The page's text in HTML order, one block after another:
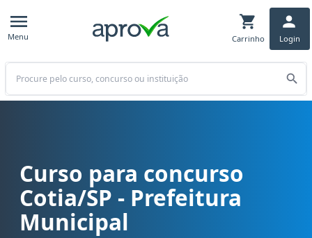
Menu Carrinho Login
Buscar
Curso para concurso Cotia/SP - Prefeitura Municipal cargo
Curso para concurso
Cotia/SP - Prefeitura
Municipal